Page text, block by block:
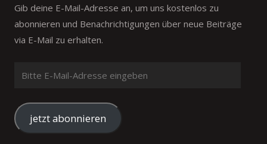
Gib deine E-Mail-Adresse an, um uns kostenlos zu
abonnieren und Benachrichtigungen über neue Beiträge
via E-Mail zu erhalten.
Mail-
Adresse
eingeben
jetzt abonnieren